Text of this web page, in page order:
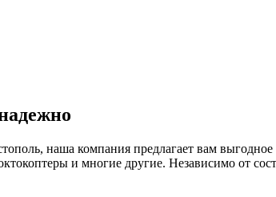
наша компания предлагает вам
и многие другие. Независимо от